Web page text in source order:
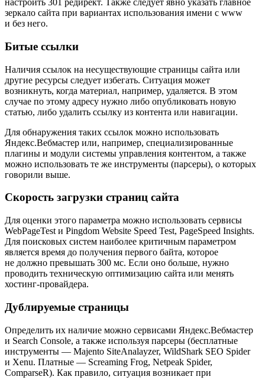
настроить 301 редирект. Также следует явно указать главное
зеркало сайта при вариантах использования имени с www
и без него.
Битые ссылки
Наличия ссылок на несуществующие страницы сайта или
другие ресурсы следует избегать. Ситуация может
возникнуть, когда материал, например, удаляется. В этом
случае по этому адресу нужно либо опубликовать новую
статью, либо удалить ссылку из контента или навигации.
Для обнаружения таких ссылок можно использовать
Яндекс.Вебмастер или, например, специализированные
плагины и модули системы управления контентом, а также
можно использовать те же инструменты (парсеры), о которых
говорили выше.
Скорость загрузки страниц сайта
Для оценки этого параметра можно использовать сервисы
WebPageTest и Pingdom Website Speed Test, PageSpeed Insights.
Для поисковых систем наиболее критичным параметром
является время до получения первого байта, которое
не должно превышать 300 мс. Если оно больше, нужно
проводить техническую оптимизацию сайта или менять
хостинг-провайдера.
Дублируемые страницы
Определить их наличие можно сервисами Яндекс.Вебмастер
и Search Console, а также используя парсеры (бесплатные
инструменты — Majento SiteAnalayzer, WildShark SEO Spider
и Xenu. Платные — Screaming Frog, Netpeak Spider,
ComparseR). Как правило, ситуация возникает при